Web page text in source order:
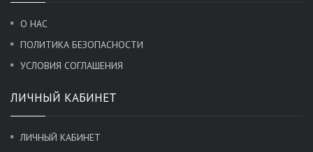
О НАС
ПОЛИТИКА БЕЗОПАСНОСТИ
УСЛОВИЯ СОГЛАШЕНИЯ
ЛИЧНЫЙ КАБИНЕТ
ЛИЧНЫЙ КАБИНЕТ